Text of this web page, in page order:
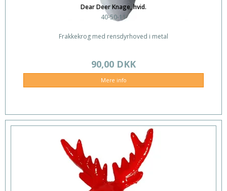
Dear Deer Knage, hvid.
40-50-11
Frakkekrog med rensdyrhoved i metal
90,00 DKK
Mere info